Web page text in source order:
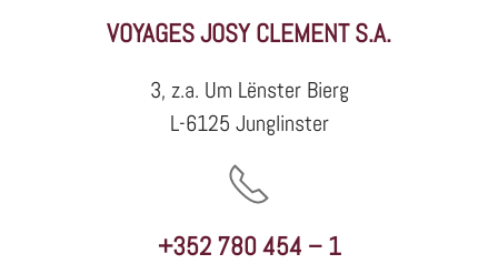
VOYAGES JOSY CLEMENT S.A.
3, z.a. Um Lënster Bierg
L-6125 Junglinster
+352 780 454 – 1